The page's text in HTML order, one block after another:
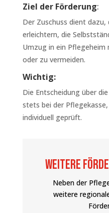
Ziel der Förderung:
Der Zuschuss dient
erleichtern, die
Umzug in ein
oder zu vermeiden.
Wichtig:
Die Entscheidung über
stets bei der
individuell geprüft.
Weitere
Neben der
weitere